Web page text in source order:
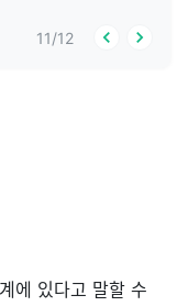
11/12
에 있다고 말할 수